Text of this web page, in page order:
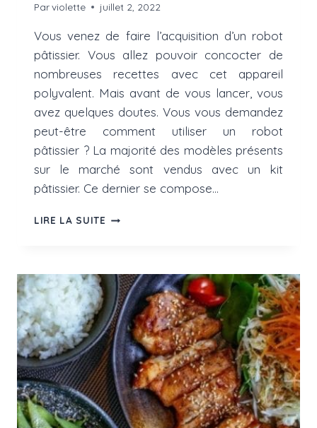
Parviolette juillet 2, 2022
Vous venez de faire l’acquisition d’un robot
pâtissier. Vous allez pouvoir concocter de
nombreuses recettes avec cet appareil
polyvalent. Mais avant de vous lancer, vous
avez quelques doutes. Vous vous demandez
peut-être comment utiliser un robot
pâtissier ? La majorité des modèles présents
sur le marché sont vendus avec un kit
pâtissier. Ce dernier se compose…
LIRE LA SUITE COMMENT
PÂTISSIER ?